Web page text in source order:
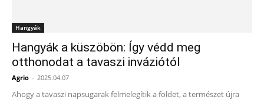
Hangyák
Hangyák a küszöbön: Így védd meg
otthonodat a tavaszi inváziótól
Agrio - 2025.04.07
Ahogy a tavaszi napsugarak felmelegítik a földet, a természet újra